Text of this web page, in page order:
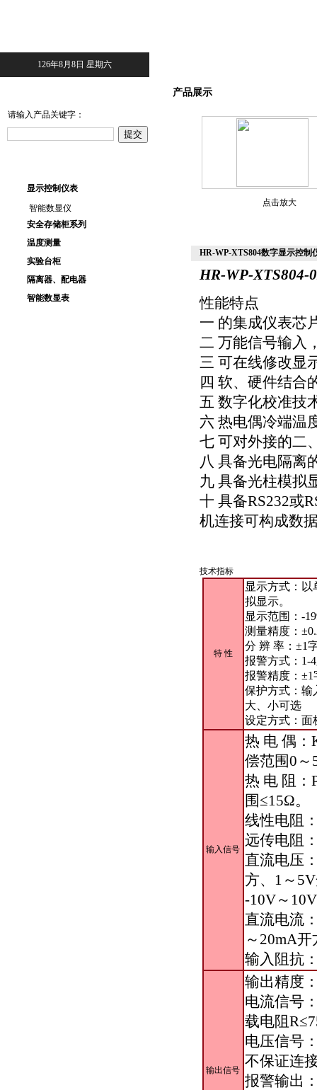
126年8月8日 星期六
请输入产品关键字：
显示控制仪表
智能数显仪
安全存储柜系列
温度测量
实验台柜
隔离器、配电器
智能数显表
产品展示
点击放大
HR-WP-XTS804数字显示控制
HR-WP-XTS804-
性能特点
一 的集成仪表芯
二 万能信号输入
三 可在线修改显
四 软、硬件结合
五 数字化校准技
六 热电偶冷端温
七 可对外接的二
八 具备光电隔离
九 具备光柱模拟
十 具备RS232或
机连接可构成数
技术指标
特 性
显示方式：
拟显示。
显示范围：-
测量精度：
分 辨 率：±1
报警方式：1-
报警精度：±1
保护方式：输
大、小可选
设定方式：面
输入信号
热 电 偶：
偿范围0
热 电 阻：
围≤15Ω。
线性电阻
远传电阻
直流电压
方、1～
-10V～
直流电流
～20mA开
输入阻抗
输出信号
输出精度
电流信号
载电阻
电压信号
不保证连
报警输出